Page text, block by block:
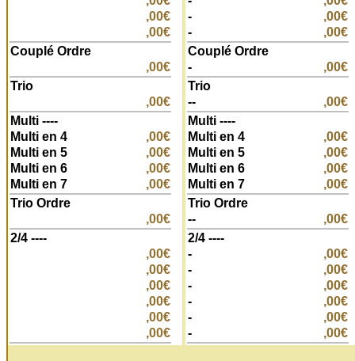
,00€
,00€
Couplé Ordre
,00€
Trio
,00€
Multi ----
Multi en 4
,00€
Multi en 5
,00€
Multi en 6
,00€
Multi en 7
,00€
Trio Ordre
,00€
2/4 ----
,00€
,00€
,00€
,00€
,00€
,00€
-
,00€
-
,00€
Couplé Ordre
-
,00€
Trio
--
,00€
Multi ----
Multi en 4
,00€
Multi en 5
,00€
Multi en 6
,00€
Multi en 7
,00€
Trio Ordre
--
,00€
2/4 ----
-
,00€
-
,00€
-
,00€
-
,00€
-
,00€
-
,00€